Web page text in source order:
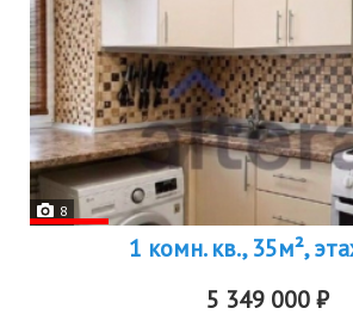
8
1 комн. кв., 35м²,
5 349 000 ₽